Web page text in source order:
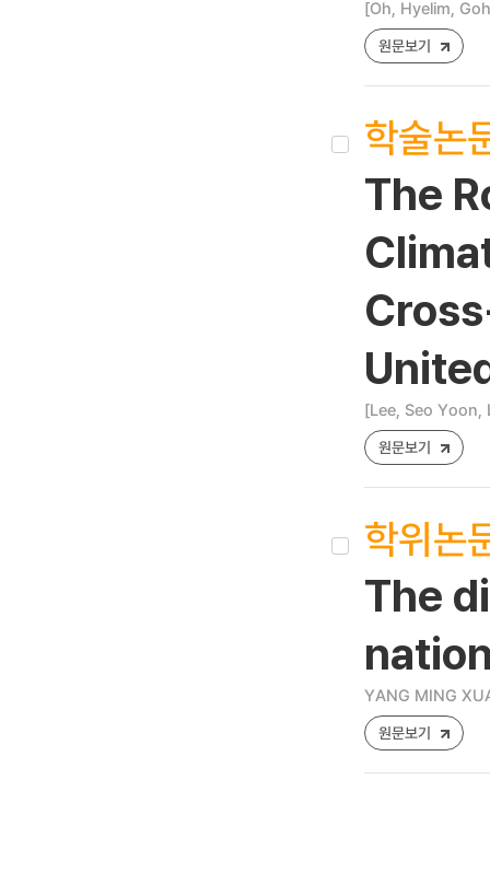
[Oh, Hyelim,
원문보기
학술논
The
[Lee, Seo Yoon,
원문보기
학위논
The
YANG MING
원문보기